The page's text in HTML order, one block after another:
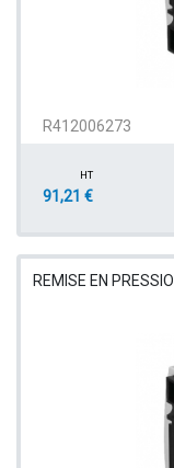
R412006273
HT
91,21 €
REMISE EN